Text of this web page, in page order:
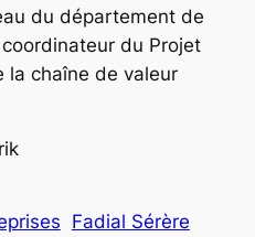
du département de
du Projet
la chaîne de valeur
Fadial Sérère